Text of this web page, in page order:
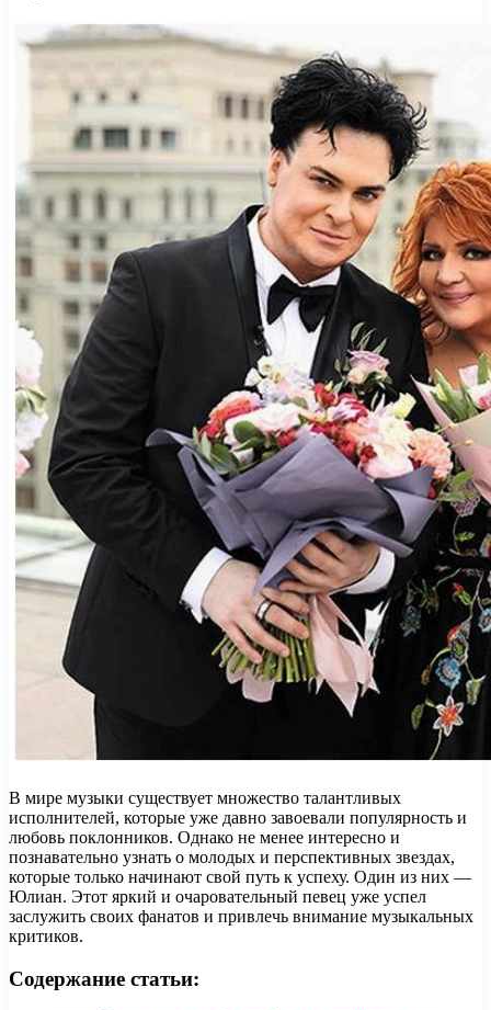
В мире музыки существует множество талантливых
исполнителей, которые уже давно завоевали популярность и
любовь поклонников. Однако не менее интересно и
познавательно узнать о молодых и перспективных звездах,
которые только начинают свой путь к успеху. Один из них —
Юлиан. Этот яркий и очаровательный певец уже успел
заслужить своих фанатов и привлечь внимание музыкальных
критиков.
Содержание статьи: